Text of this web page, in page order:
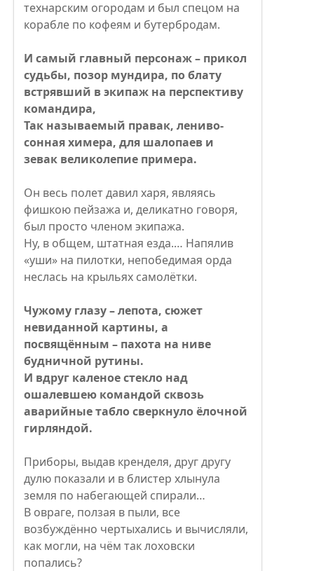
технарским огородам и был спецом на
корабле по кофеям и бутербродам.
И самый главный персонаж – прикол
судьбы, позор мундира, по блату
встрявший в экипаж на перспективу
командира,
Так называемый правак, лениво-
сонная химера, для шалопаев и
зевак великолепие примера.
Он весь полет давил харя, являясь
фишкою пейзажа и, деликатно говоря,
был просто членом экипажа.
Ну, в общем, штатная езда.… Напялив
«уши» на пилотки, непобедимая орда
неслась на крыльях самолётки.
Чужому глазу – лепота, сюжет
невиданной картины, а
посвящённым – пахота на ниве
будничной рутины.
И вдруг каленое стекло над
ошалевшею командой сквозь
аварийные табло сверкнуло ёлочной
гирляндой.
Приборы, выдав кренделя, друг другу
дулю показали и в блистер хлынула
земля по набегающей спирали…
В овраге, ползая в пыли, все
возбуждённо чертыхались и вычисляли,
как могли, на чём так лоховски
попались?